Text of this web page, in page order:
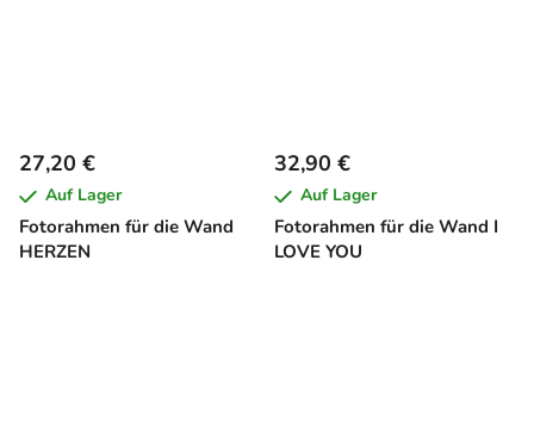
Fotorahmen für die Wand
HERZEN
27,20 €
Auf Lager
Fotorahmen für die Wand I
LOVE YOU
32,90 €
Auf Lager